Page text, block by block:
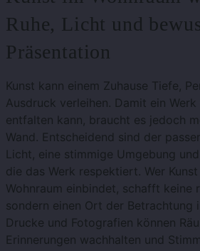
Ruhe, Licht und
Präsentation
Kunst kann einem Zuhause Tiefe,
Ausdruck verleihen. Damit ein Werk
entfalten kann, braucht es jedoch
Wand. Entscheidend sind der
Licht, eine stimmige Umgebung
die das Werk respektiert. Wer
Wohnraum einbindet, schafft keine
sondern einen Ort der Betrachtung
Drucke und Fotografien können
Erinnerungen wachhalten und